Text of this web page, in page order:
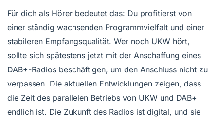
Für dich als Hörer bedeutet das: Du profitierst von
einer ständig wachsenden Programmvielfalt und einer
stabileren Empfangsqualität. Wer noch UKW hört,
sollte sich spätestens jetzt mit der Anschaffung eines
DAB+-Radios beschäftigen, um den Anschluss nicht zu
verpassen. Die aktuellen Entwicklungen zeigen, dass
die Zeit des parallelen Betriebs von UKW und DAB+
endlich ist. Die Zukunft des Radios ist digital, und sie